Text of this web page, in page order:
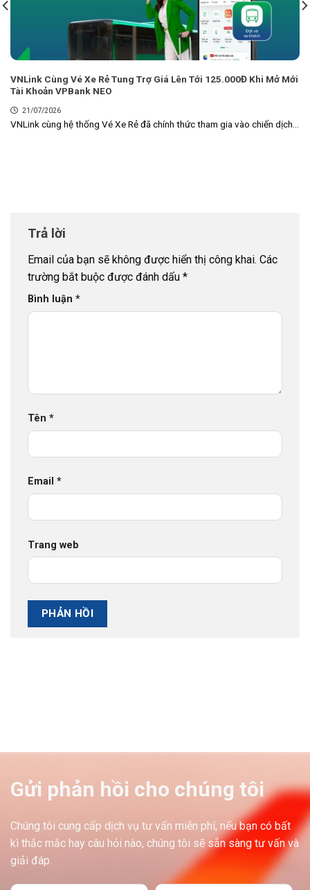
VNLink Cùng Vé Xe Rẻ Tung Trợ Giá Lên Tới 125.000Đ Khi Mở Mới
Tài Khoản VPBank NEO
21/07/2026
VNLink cùng hệ thống Vé Xe Rẻ đã chính thức tham gia vào chiến dịch...
Trả lời
Email của bạn sẽ không được hiển thị công khai. Các
trường bắt buộc được đánh dấu *
Bình luận *
Tên *
Email *
Trang web
Gửi phản hồi cho chúng tôi
Chúng tôi cung cấp dịch vụ tư vấn miễn phí, nếu bạn có bất
kì thắc mắc hay câu hỏi nào, chúng tôi sẽ sẵn sàng tư vấn và
giải đáp.